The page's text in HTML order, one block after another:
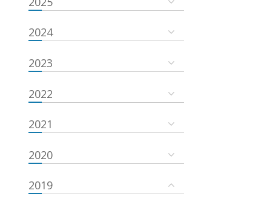
2024
2023
2022
2021
2020
2019